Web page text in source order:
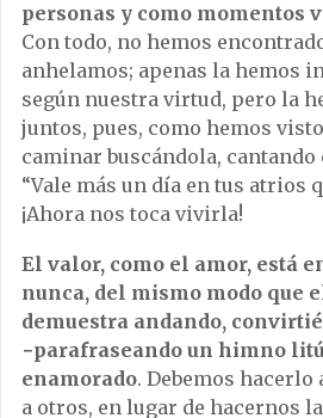
personas y como momentos
Con todo, no hemos
anhelamos; apenas la hemos
según nuestra virtud, pero la
juntos, pues, como hemos
caminar buscándola, cantando
“Vale más un día en tus atrios
¡Ahora nos toca vivirla!
El valor, como el amor, está
nunca, del mismo modo que
demuestra andando,
−parafraseando un himno
enamorado. Debemos
a otros, en lugar de hacernos